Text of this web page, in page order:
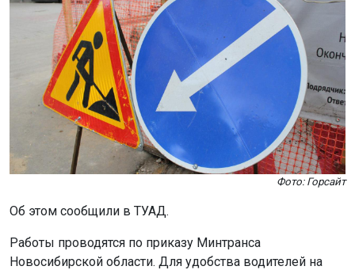
Фото: Горсайт
Об этом сообщили в ТУАД.
Работы проводятся по приказу Минтранса
Новосибирской области. Для удобства водителей на